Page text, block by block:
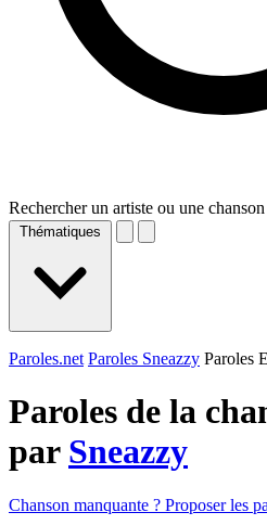
Rechercher un artiste ou une chanson
Thématiques
Paroles.net Paroles Sneazzy Paroles
Paroles de la
par Sneazzy
Chanson manquante ? Proposer les